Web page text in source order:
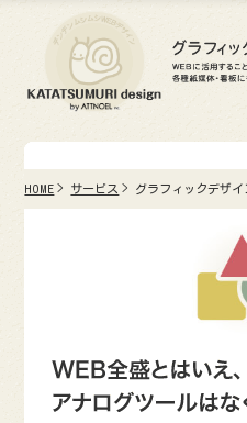
HOME サービス グラフィックデザイ